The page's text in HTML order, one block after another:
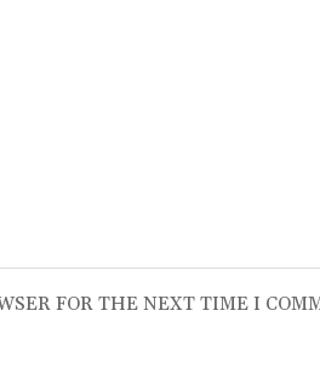
FOR THE NEXT TIME I